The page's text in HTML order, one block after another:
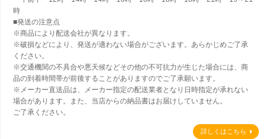
時
■発送の注意点
※商品により配送会社が異なります。
※破損などにより、発送が適わない場合がございます。あらかじめご了承
ください。
※交通機関の不具合や悪天候などその他の不可抗力が生じた場合には、商
品の到着時間帯が前後することがありますのでご了承願います。
※メーカー直送品は、メーカー指定の配送業者となり日時指定が承れない
場合があります。また、当店からの納品書はお届けしていません。
ご了承ください。
詳しくはこちら